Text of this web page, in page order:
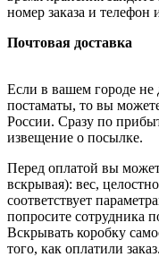
номер заказа и телефон
Почтовая доставка
Если в вашем городе не
постаматы, то вы можете
России. Сразу по
извещение о посылке.
Перед оплатой вы
вскрывая): вес,
соответствует
попросите сотрудника
Вскрывать коробку
того, как оплатили заказ.